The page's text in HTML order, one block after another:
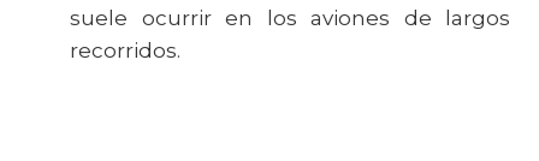
suele ocurrir en los aviones de largos
recorridos.